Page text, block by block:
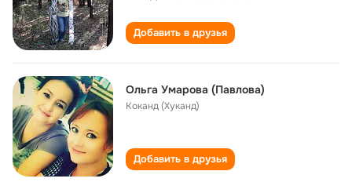
Добавить в друзья
Ольга Умарова (Павлова)
Коканд (Хуканд)
Добавить в друзья